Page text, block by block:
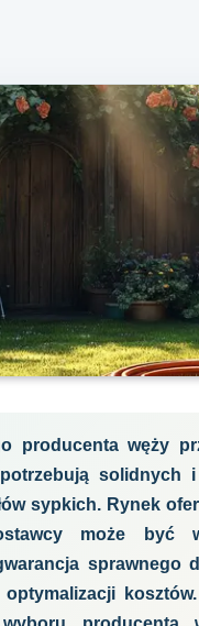
producenta węży
solidnych
sypkich. Rynek
może być
sprawnego
optymalizacji